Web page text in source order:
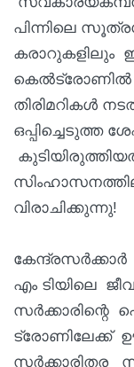
പിന്നിലെ
കരാറുകളിലും
തിരിമറികൾ
ഒപ്പിച്ചെടുത്ത
വിരാചിക്കുന്നു!
എം ടിയിലെ
ട്രോണിലേക്ക്‌
സർക്കാരിതര